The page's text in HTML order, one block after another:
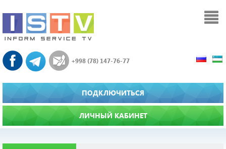
+998 (78) 147-76-77
ПОДКЛЮЧИТЬСЯ
ЛИЧНЫЙ КАБИНЕТ